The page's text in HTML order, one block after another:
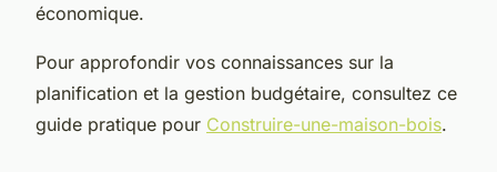
économique.
Pour approfondir vos connaissances sur la
planification et la gestion budgétaire, consultez ce
guide pratique pour Construire-une-maison-bois.